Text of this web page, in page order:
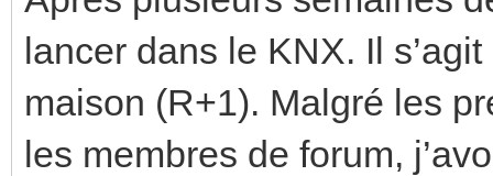
lancer dans le KNX. Il
maison (R+1). Malgré les
les membres de forum,